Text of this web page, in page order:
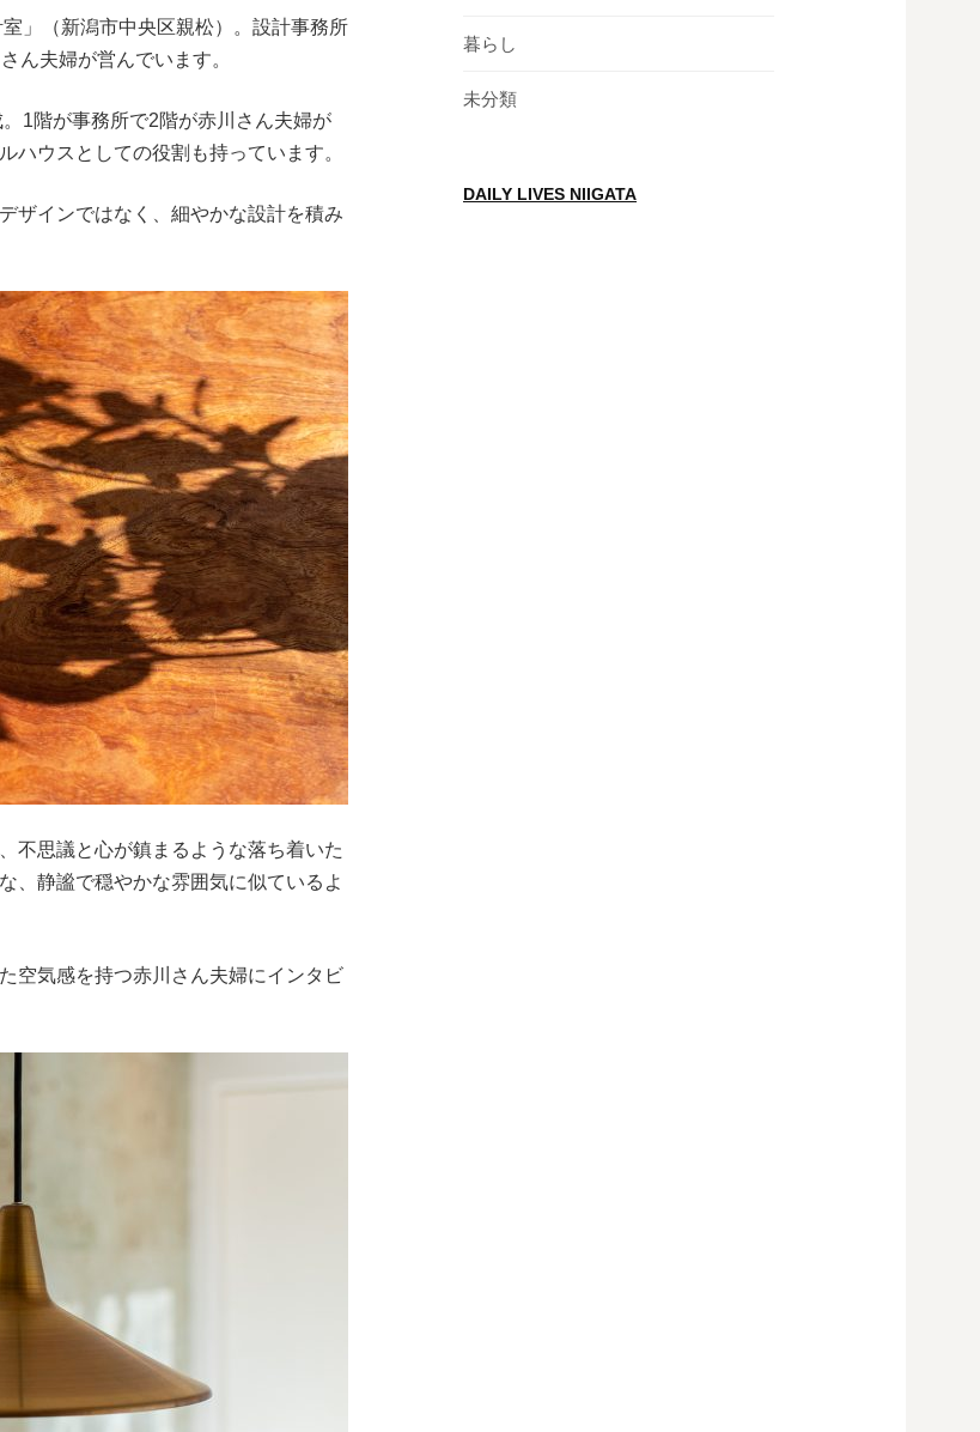
」（新潟市中央区親松）。設計事務所
ん夫婦が営んでいます。
1階が事務所で2階が赤川さん夫婦が
ハウスとしての役割も持っています。
ザインではなく、細やかな設計を積み
不思議と心が鎮まるような落ち着いた
、静謐で穏やかな雰囲気に似ているよ
空気感を持つ赤川さん夫婦にインタビ
暮らし
未分類
DAILY LIVES NIIGATA